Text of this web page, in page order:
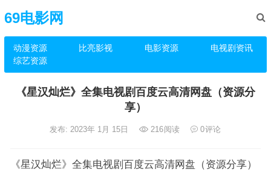
69电影网
动漫资源 比亮影视 电影资源
电视剧资讯
综艺资源
《星汉灿烂》全集电视剧百度云高清网盘（资源分
享）
发布: 2023年 1月 15日 216阅读 0评论
《星汉灿烂》全集电视剧百度云高清网盘（资源分享）